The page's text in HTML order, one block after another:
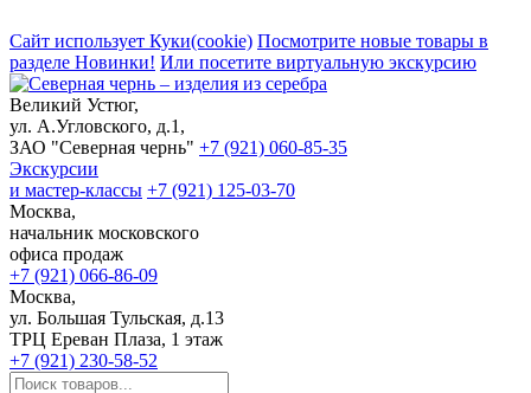
Сайт использует Куки(cookie) Посмотрите новые товары в
разделе Новинки! Или посетите виртуальную экскурсию
Великий Устюг,
ул. А.Угловского, д.1,
ЗАО "Северная чернь" +7 (921) 060-85-35
Экскурсии
и мастер-классы +7 (921) 125-03-70
Москва,
начальник московского
офиса продаж
+7 (921) 066-86-09
Москва,
ул. Большая Тульская, д.13
ТРЦ Ереван Плаза, 1 этаж
+7 (921) 230-58-52